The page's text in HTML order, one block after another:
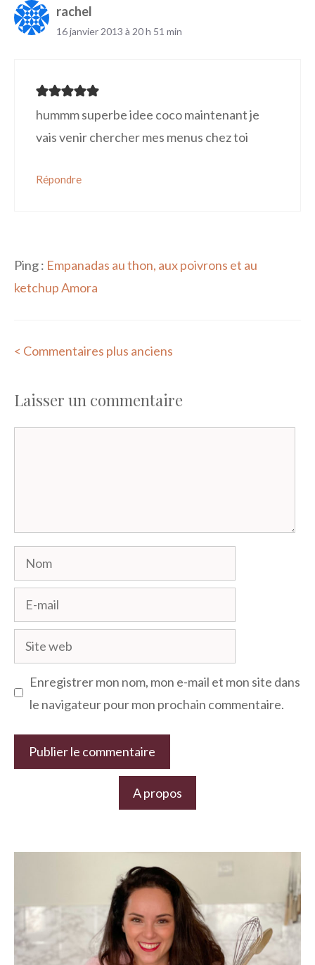
rachel
16 janvier 2013 à 20 h 51 min
hummm superbe idee coco maintenant je
vais venir chercher mes menus chez toi
Répondre
Ping : Empanadas au thon, aux poivrons et au
ketchup Amora
Navigation
commentaires
< Commentaires plus anciens
Laisser un commentaire
Nom
mail
Site
web
Enregistrer mon nom, mon e-mail et mon site dans
le navigateur pour mon prochain commentaire.
A propos